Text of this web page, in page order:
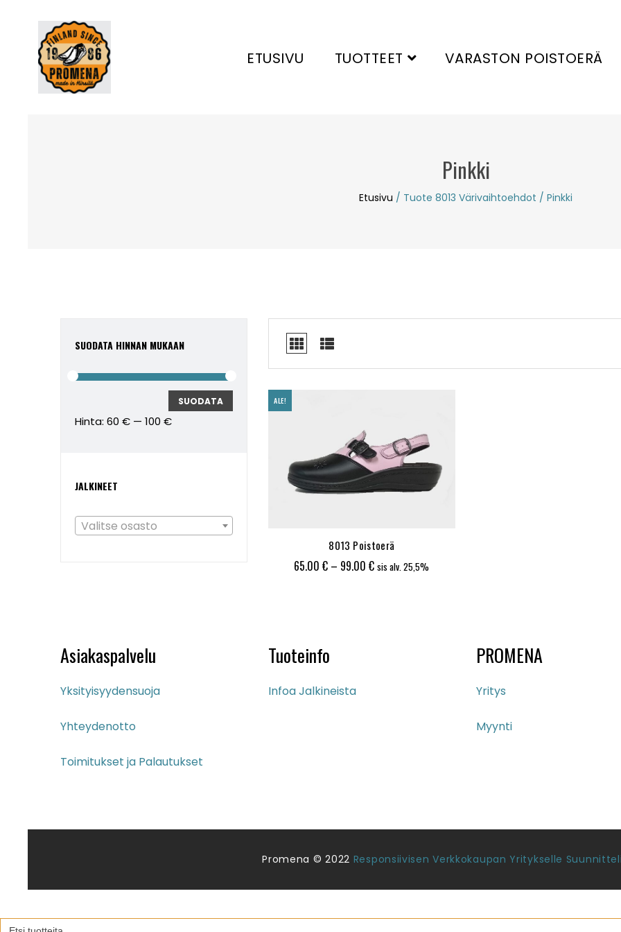
ETUSIVU TUOTTEET VARASTON POISTOERÄ
Pinkki
Etusivu / Tuote 8013 Värivaihtoehdot / Pinkki
SUODATA HINNAN MUKAAN
Minimihinta
Maksimihinta
SUODATA
Hinta: 60 € — 100 €
JALKINEET
Valitse osasto
ALE!
8013 Poistoerä
65.00€ – 99.00€Hintaluokka:
sis alv. 25,5%
Asiakaspalvelu
Yksityisyydensuoja
Yhteydenotto
Toimitukset ja Palautukset
Tuoteinfo
Infoa Jalkineista
PROMENA
Yritys
Myynti
Promena © 2022 Responsiivisen Verkkokaupan Yritykselle
Search